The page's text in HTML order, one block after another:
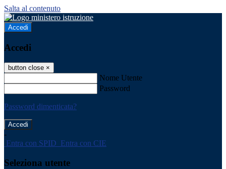
Salta al contenuto
Accedi
Accedi
button close ×
Nome Utente
Password
Password dimenticata?
-
Entra con SPID Entra con CIE
Seleziona utente